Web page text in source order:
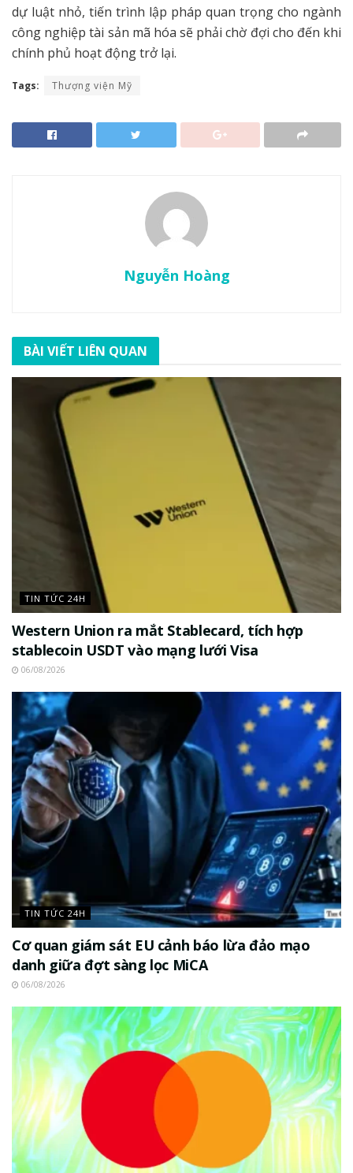
dự luật nhỏ, tiến trình lập pháp quan trọng cho ngành
công nghiệp tài sản mã hóa sẽ phải chờ đợi cho đến khi
chính phủ hoạt động trở lại.
Tags: Thượng viện Mỹ
Nguyễn Hoàng
BÀI VIẾT LIÊN QUAN
TIN TỨC 24H
Western Union ra mắt Stablecard, tích hợp
stablecoin USDT vào mạng lưới Visa
06/08/2026
TIN TỨC 24H
Cơ quan giám sát EU cảnh báo lừa đảo mạo
danh giữa đợt sàng lọc MiCA
06/08/2026